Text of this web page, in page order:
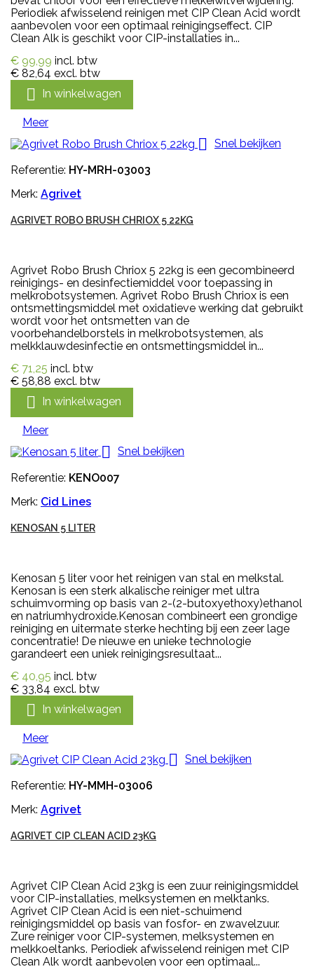
Periodiek afwisselend reinigen met CIP Clean Acid wordt
aanbevolen voor een optimaal reinigingseffect. CIP
Clean Alk is geschikt voor CIP-installaties in...
€ 99,99 incl. btw
€ 82,64 excl. btw
 In winkelwagen
Meer
 Snel bekijken
Referentie: HY-MRH-03003
Merk: Agrivet
AGRIVET ROBO BRUSH CHRIOX 5 22KG
Agrivet Robo Brush Chriox 5 22kg is een gecombineerd
reinigings- en desinfectiemiddel voor toepassing in
melkrobotsystemen. Agrivet Robo Brush Chriox is een
ontsmettingsmiddel met oxidatieve werking dat gebruikt
wordt voor het ontsmetten van de
voorbehandelborstels in melkrobotsystemen, als
melkklauwdesinfectie en ontsmettingsmiddel in...
€ 71,25 incl. btw
€ 58,88 excl. btw
 In winkelwagen
Meer
 Snel bekijken
Referentie: KENO007
Merk: Cid Lines
KENOSAN 5 LITER
Kenosan 5 liter voor het reinigen van stal en melkstal.
Kenosan is een sterk alkalische reiniger met ultra
schuimvorming op basis van 2-(2-butoxyethoxy)ethanol
en natriumhydroxide.Kenosan combineert een grondige
reiniging en uitermate sterke hechting bij een zeer lage
concentratie! De nieuwe en unieke technologie
garandeert een uniek reinigingsresultaat...
€ 40,95 incl. btw
€ 33,84 excl. btw
 In winkelwagen
Meer
 Snel bekijken
Referentie: HY-MMH-03006
Merk: Agrivet
AGRIVET CIP CLEAN ACID 23KG
Agrivet CIP Clean Acid 23kg is een zuur reinigingsmiddel
voor CIP-installaties, melksystemen en melktanks.
Agrivet CIP Clean Acid is een niet-schuimend
reinigingsmiddel op basis van fosfor- en zwavelzuur.
Zure reiniger voor CIP-systemen, melksystemen en
melkkoeltanks. Periodiek afwisselend reinigen met CIP
Clean Alk wordt aanbevolen voor een optimaal...